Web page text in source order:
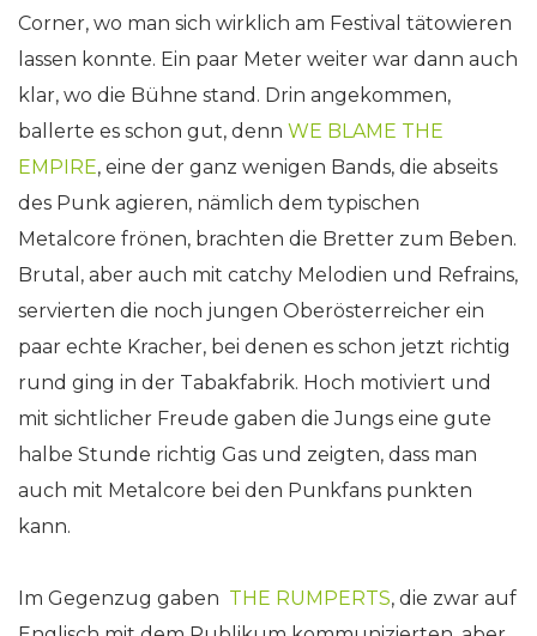
Corner, wo man sich wirklich am Festival tätowieren
lassen konnte. Ein paar Meter weiter war dann auch
klar, wo die Bühne stand. Drin angekommen,
ballerte es schon gut, denn WE BLAME THE
EMPIRE, eine der ganz wenigen Bands, die abseits
des Punk agieren, nämlich dem typischen
Metalcore frönen, brachten die Bretter zum Beben.
Brutal, aber auch mit catchy Melodien und Refrains,
servierten die noch jungen Oberösterreicher ein
paar echte Kracher, bei denen es schon jetzt richtig
rund ging in der Tabakfabrik. Hoch motiviert und
mit sichtlicher Freude gaben die Jungs eine gute
halbe Stunde richtig Gas und zeigten, dass man
auch mit Metalcore bei den Punkfans punkten
kann.
Im Gegenzug gaben THE RUMPERTS, die zwar auf